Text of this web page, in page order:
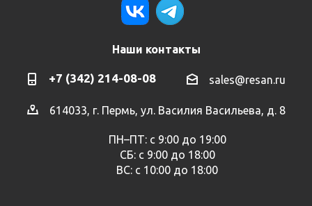
Наши контакты
+7 (342) 214-08-08 sales@resan.ru
614033, г. Пермь, ул. Василия Васильева, д. 8
ПН–ПТ: с 9:00 до 19:00
СБ: с 9:00 до 18:00
ВС: с 10:00 до 18:00